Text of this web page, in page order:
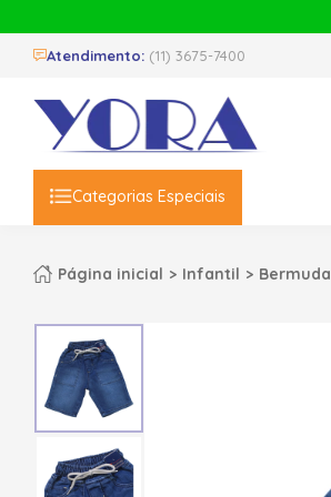
Atendimento: (11) 3675-7400
Categorias Especiais
Página inicial Infantil Bermuda